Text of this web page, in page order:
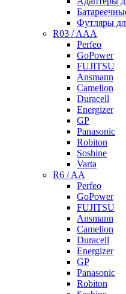
Футляры
R03 / AAA
Perfeo
GoPower
FUJITSU
Ansmann
Camelion
Duracell
Energizer
GP
Panasonic
Robiton
Soshine
Varta
R6 / AA
Perfeo
GoPower
FUJITSU
Ansmann
Camelion
Duracell
Energizer
GP
Panasonic
Robiton